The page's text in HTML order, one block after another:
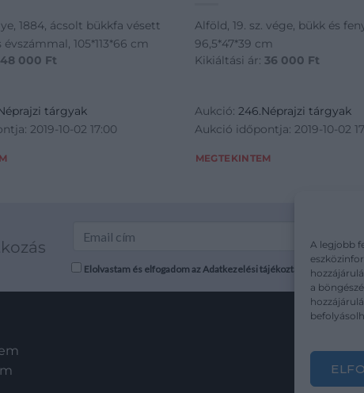
A legjobb
a
1884, ácsolt bükkfa vésett
105*113*66 cm
48 000 Ft
tárgyak
2019-10-02 17:00
Alföld, 19. sz. vége, bükk és
96,5*47*39 cm
Kikiáltási ár: 36 000 Ft
Aukció: 246.Néprajzi tárgyak
Aukció időpontja: 2019-10-02
MEGTEKINTEM
Elolvastam és elfogadom az Adatkezelési tájékoztatót: